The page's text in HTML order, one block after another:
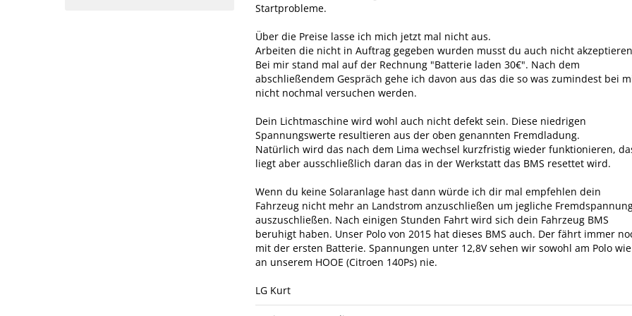
Startprobleme.
Über die Preise lasse ich mich jetzt mal nicht aus.
Arbeiten die nicht in Auftrag gegeben wurden musst du auch nicht
Bei mir stand mal auf der Rechnung "Batterie laden 30€". Nach dem
abschließendem Gespräch gehe ich davon aus das die so was zumindest bei
nicht nochmal versuchen werden.
Dein Lichtmaschine wird wohl auch nicht defekt sein. Diese niedrigen
Spannungswerte resultieren aus der oben genannten Fremdladung.
Natürlich wird das nach dem Lima wechsel kurzfristig wieder funktionieren,
liegt aber ausschließlich daran das in der Werkstatt das BMS resettet wird.
Wenn du keine Solaranlage hast dann würde ich dir mal empfehlen dein
Fahrzeug nicht mehr an Landstrom anzuschließen um jegliche
auszuschließen. Nach einigen Stunden Fahrt wird sich dein Fahrzeug BMS
beruhigt haben. Unser Polo von 2015 hat dieses BMS auch. Der fährt immer
mit der ersten Batterie. Spannungen unter 12,8V sehen wir sowohl am Polo wie
an unserem HOOE (Citroen 140Ps) nie.
LG Kurt